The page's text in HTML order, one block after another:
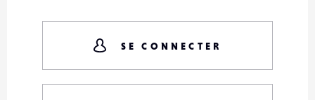
SE CONNECTER